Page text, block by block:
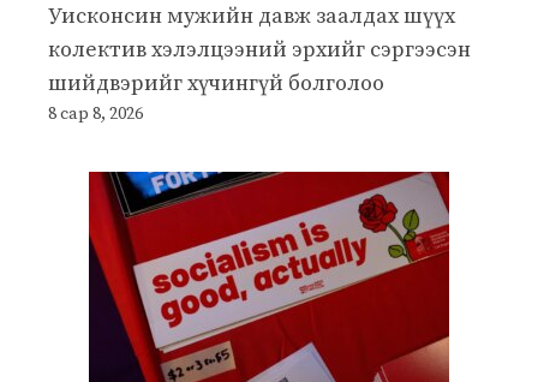
Уисконсин мужийн давж заалдах шүүх
колектив хэлэлцээний эрхийг сэргээсэн
шийдвэрийг хүчингүй болголоо
8 сар 8, 2026